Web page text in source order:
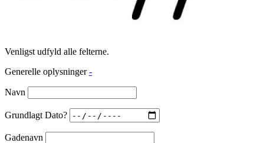
Venligst udfyld alle felterne.
Generelle oplysninger -
Navn
Grundlagt Dato?
Gadenavn